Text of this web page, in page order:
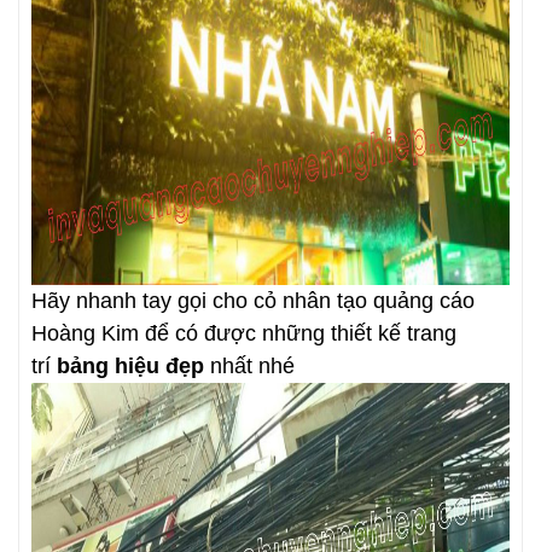
Hãy nhanh tay gọi cho cỏ nhân tạo quảng cáo
Hoàng Kim để có được những thiết kế trang
trí bảng hiệu đẹp nhất nhé